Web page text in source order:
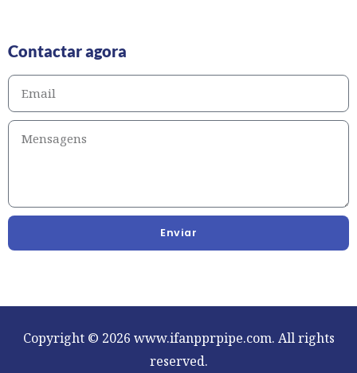
Contactar agora
Enviar
Copyright © 2026 www.ifanpprpipe.com. All rights
reserved.